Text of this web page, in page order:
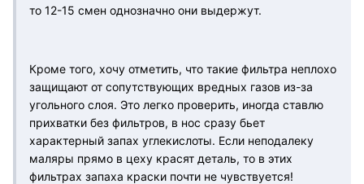
то 12-15 смен однозначно они выдержут.
Кроме того, хочу отметить, что такие фильтра неплохо
защищают от сопутствующих вредных газов из-за
угольного слоя. Это легко проверить, иногда ставлю
прихватки без фильтров, в нос сразу бьет
характерный запах углекислоты. Если неподалеку
маляры прямо в цеху красят деталь, то в этих
фильтрах запаха краски почти не чувствуется!